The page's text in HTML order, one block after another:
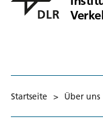
Startseite > Über uns